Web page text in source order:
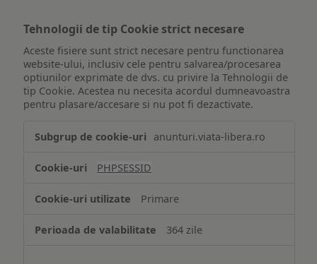
Tehnologii de tip Cookie strict necesare
Aceste fisiere sunt strict necesare pentru functionarea
website-ului, inclusiv cele pentru salvarea/procesarea
optiunilor exprimate de dvs. cu privire la Tehnologii de
tip Cookie. Acestea nu necesita acordul dumneavoastra
pentru plasare/accesare si nu pot fi dezactivate.
de
Cookie
necesare
anunturi.viata-libera.ro
PHPSESSID
Primare
364 zile